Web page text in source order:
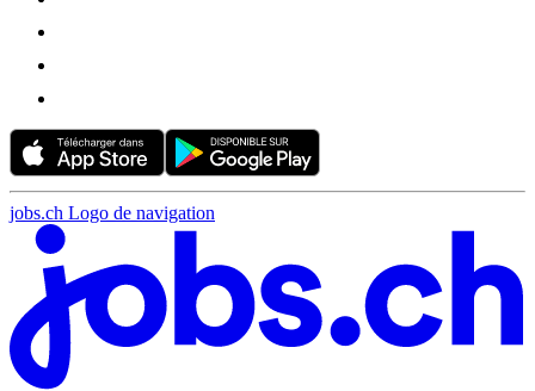
jobs.ch Logo de navigation